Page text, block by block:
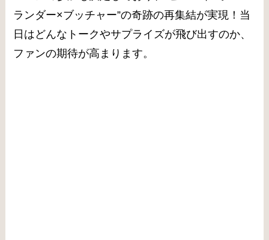
ランダー×ブッチャー”の奇跡の再集結が実現！当
日はどんなトークやサプライズが飛び出すのか、
ファンの期待が高まります。